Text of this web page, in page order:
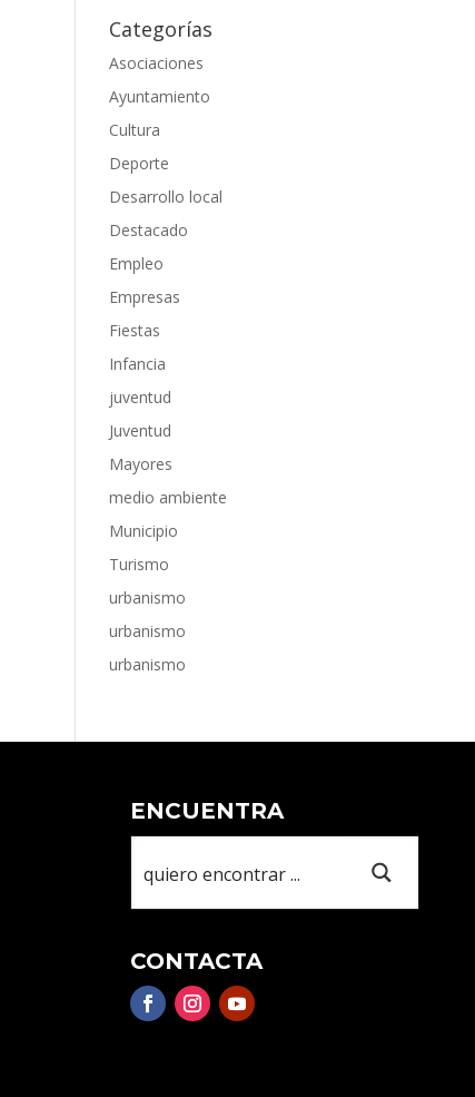
Categorías
Asociaciones
Ayuntamiento
Cultura
Deporte
Desarrollo local
Destacado
Empleo
Empresas
Fiestas
Infancia
juventud
Juventud
Mayores
medio ambiente
Municipio
Turismo
urbanismo
urbanismo
urbanismo
ENCUENTRA
CONTACTA